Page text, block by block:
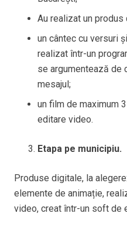
Au realizat un produs
un cântec cu versuri
realizat într-un
se argumentează de
mesajul;
un film de maximum
editare video.
Etapa pe municipiu.
Produse digitale, la
elemente de animație,
video, creat într-un soft de